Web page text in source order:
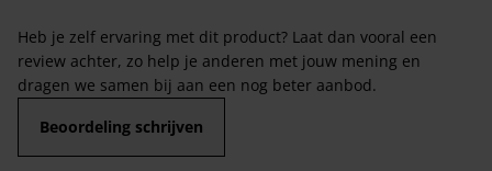
Heb je zelf ervaring met dit product? Laat dan vooral een
review achter, zo help je anderen met jouw mening en
dragen we samen bij aan een nog beter aanbod.
Beoordeling schrijven